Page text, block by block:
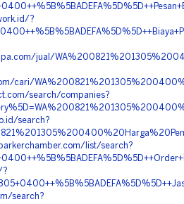
?
jual/
cari/
search/companies?
search?
list/search?
?
search?